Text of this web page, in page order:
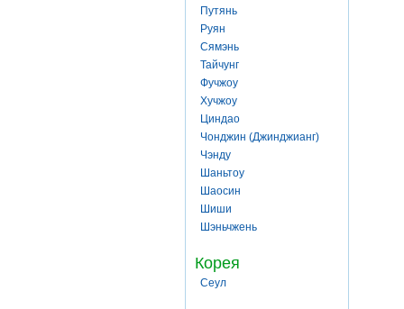
Путянь
Руян
Сямэнь
Тайчунг
Фучжоу
Хучжоу
Циндао
Чонджин (Джинджианг)
Чэнду
Шаньтоу
Шаосин
Шиши
Шэньчжень
Корея
Сеул